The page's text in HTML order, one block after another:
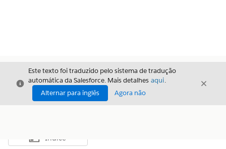
Fechar
Este texto foi traduzido pelo sistema de tradução
automática da Salesforce. Mais detalhes aqui.
Alternar para inglês
Agora não
Fechar
Mostrar índice
Índice